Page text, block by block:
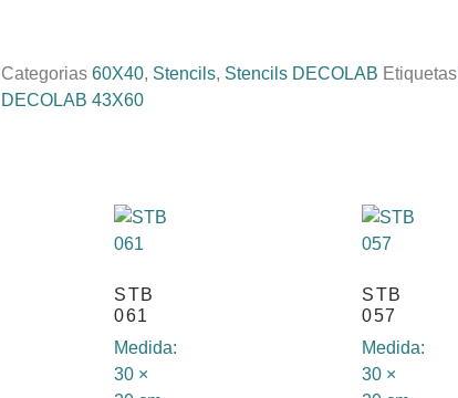
Categorias 60X40, Stencils, Stencils DECOLAB Etiquetas
DECOLAB 43X60
STB
061
Medida:
30 ×
STB
057
Medida:
30 ×